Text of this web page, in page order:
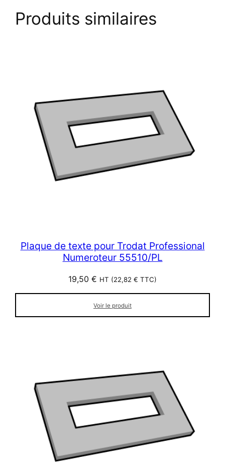
Produits similaires
Plaque de texte pour Trodat Professional
Numeroteur 55510/PL
19,50 € HT (22,82 € TTC)
Voir le produit